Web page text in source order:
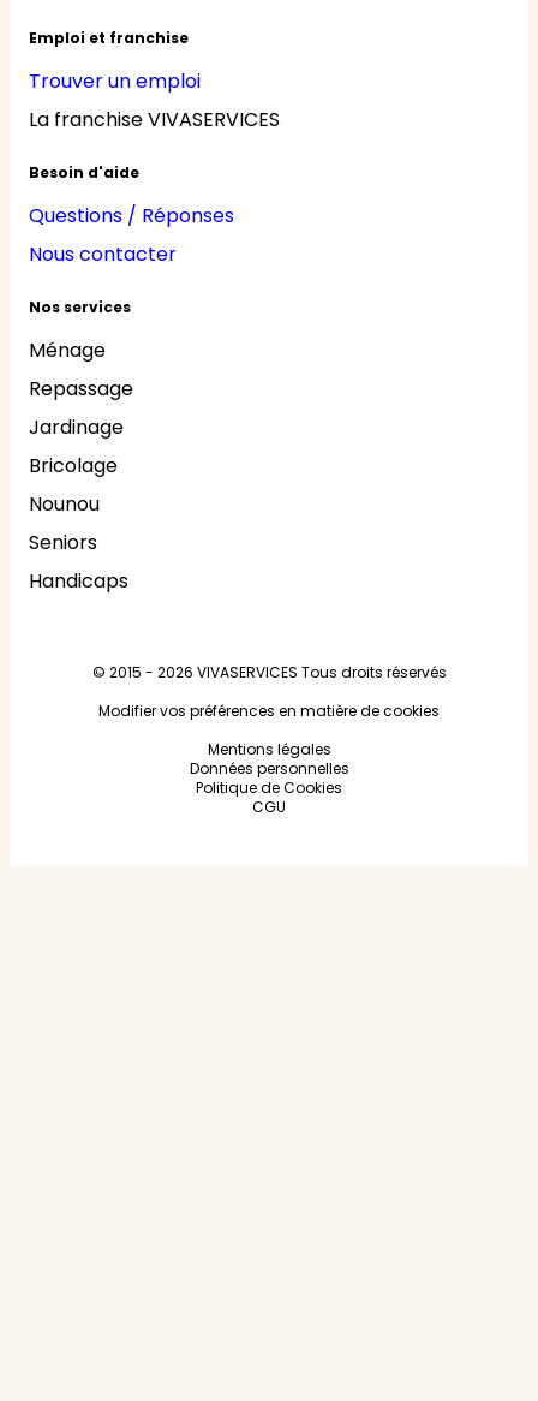
Emploi et franchise
Trouver un emploi
La franchise VIVASERVICES
Besoin d'aide
Questions / Réponses
Nous contacter
Nos services
Ménage
Repassage
Jardinage
Bricolage
Nounou
Seniors
Handicaps
© 2015 - 2026 VIVASERVICES Tous droits réservés
Modifier vos préférences en matière de cookies
Mentions légales
Données personnelles
Politique de Cookies
CGU